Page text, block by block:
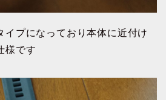
イプになっており本体に近付け
様です